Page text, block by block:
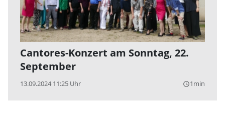
Cantores-Konzert am Sonntag, 22.
September
13.09.2024 11:25 Uhr query_builder1min